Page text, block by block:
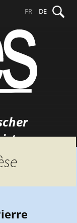
nach:
FR DE